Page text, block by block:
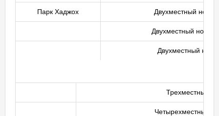
Парк Хаджох Двухместный
Двухместный
Двухместный
Трехместный
Четырехместный